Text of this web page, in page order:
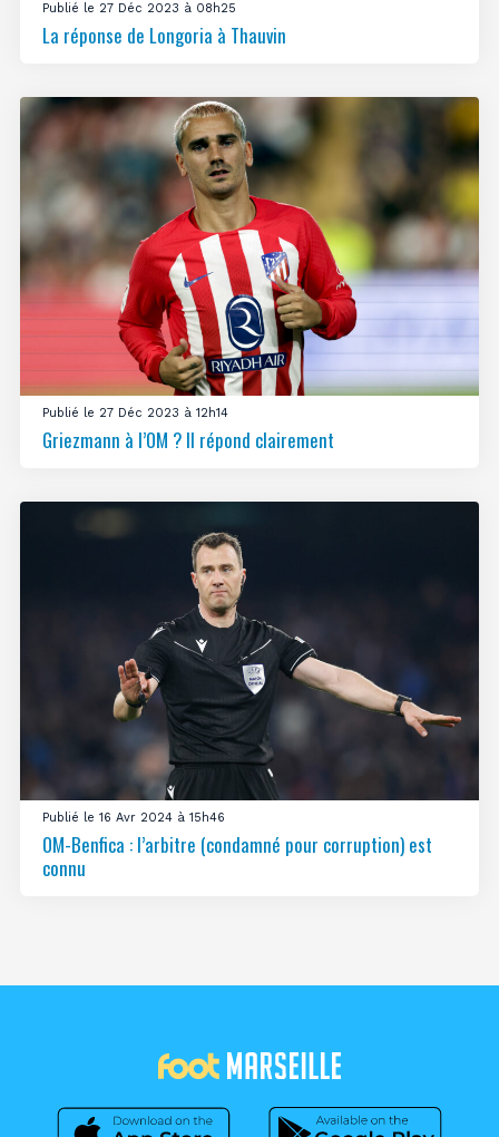
Publié le 27 Déc 2023 à 08h25
La réponse de Longoria à Thauvin
Publié le 27 Déc 2023 à 12h14
Griezmann à l’OM ? Il répond clairement
Publié le 16 Avr 2024 à 15h46
OM-Benfica : l’arbitre (condamné pour corruption) est
connu